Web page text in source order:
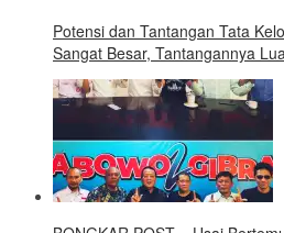
Potensi dan Tantangan Tata
Sangat Besar, Tantangannya